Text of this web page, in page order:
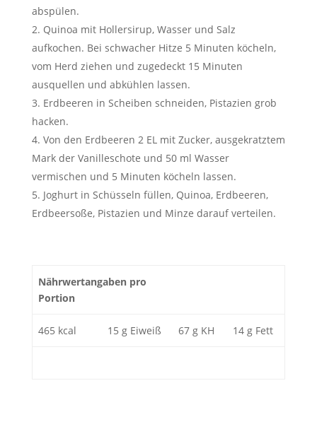
abspülen.
Quinoa mit Hollersirup, Wasser und Salz
aufkochen. Bei schwacher Hitze 5 Minuten köcheln,
vom Herd ziehen und zugedeckt 15 Minuten
ausquellen und abkühlen lassen.
Erdbeeren in Scheiben schneiden, Pistazien grob
hacken.
Von den Erdbeeren 2 EL mit Zucker, ausgekratztem
Mark der Vanilleschote und 50 ml Wasser
vermischen und 5 Minuten köcheln lassen.
Joghurt in Schüsseln füllen, Quinoa, Erdbeeren,
Erdbeersoße, Pistazien und Minze darauf verteilen.
Nährwertangaben pro
Portion
465 kcal 15 g Eiweiß 67 g KH 14 g Fett